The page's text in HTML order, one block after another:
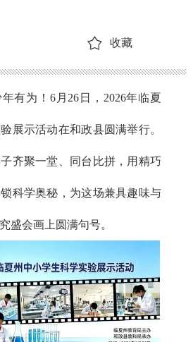
收藏
有为！6月26日，2026年临夏
展示活动在和政县圆满举行。
齐聚一堂、同台比拼，用精巧
科学奥秘，为这场兼具趣味与
盛会画上圆满句号。